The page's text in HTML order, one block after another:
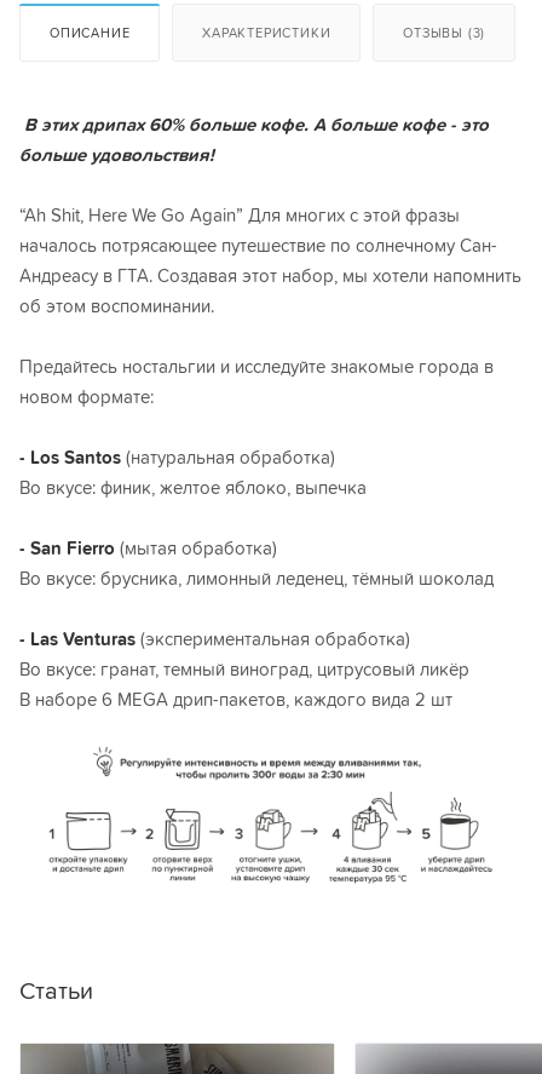
ОПИСАНИЕ ХАРАКТЕРИСТИКИ ОТЗЫВЫ (3)
В этих дрипах 60% больше кофе. А больше кофе - это
больше удовольствия!
“Ah Shit, Here We Go Again” Для многих с этой фразы
началось потрясающее путешествие по солнечному Сан-
Андреасу в ГТА. Создавая этот набор, мы хотели напомнить
об этом воспоминании.
Предайтесь ностальгии и исследуйте знакомые города в
новом формате:
- Los Santos (натуральная обработка)
Во вкусе: финик, желтое яблоко, выпечка
- San Fierro (мытая обработка)
Во вкусе: брусника, лимонный леденец, тёмный шоколад
- Las Venturas (экспериментальная обработка)
Во вкусе: гранат, темный виноград, цитрусовый ликёр
В наборе 6 MEGA дрип-пакетов, каждого вида 2 шт
Статьи